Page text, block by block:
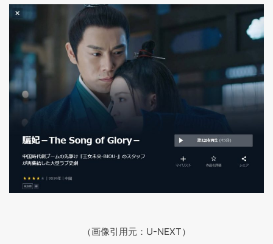
（画像引用元：U-NEXT）